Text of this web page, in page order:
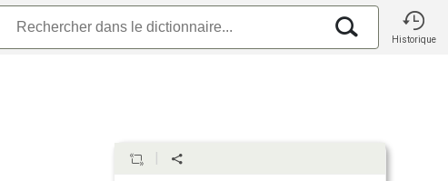
Historique